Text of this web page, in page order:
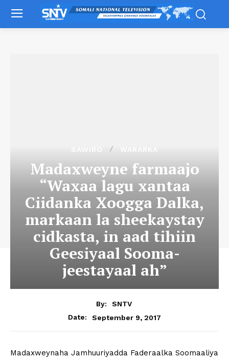
Madaxweyne farmaajo
“Waxaa lagu xantaa
Ciidanka Xoogga Dalka,
markaan la sheekaystay
cidkasta, in aad tihiin
Geesiyaal Sooma-
jeestayaal ah”
By:
SNTV
Date:
September 9, 2017
Madaxweynaha Jamhuuriyadda Faderaalka Soomaaliya